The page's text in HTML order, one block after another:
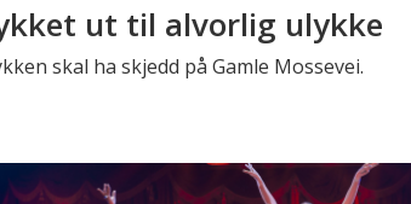
ut til alvorlig ulykke
skal ha skjedd på Gamle Mossevei.